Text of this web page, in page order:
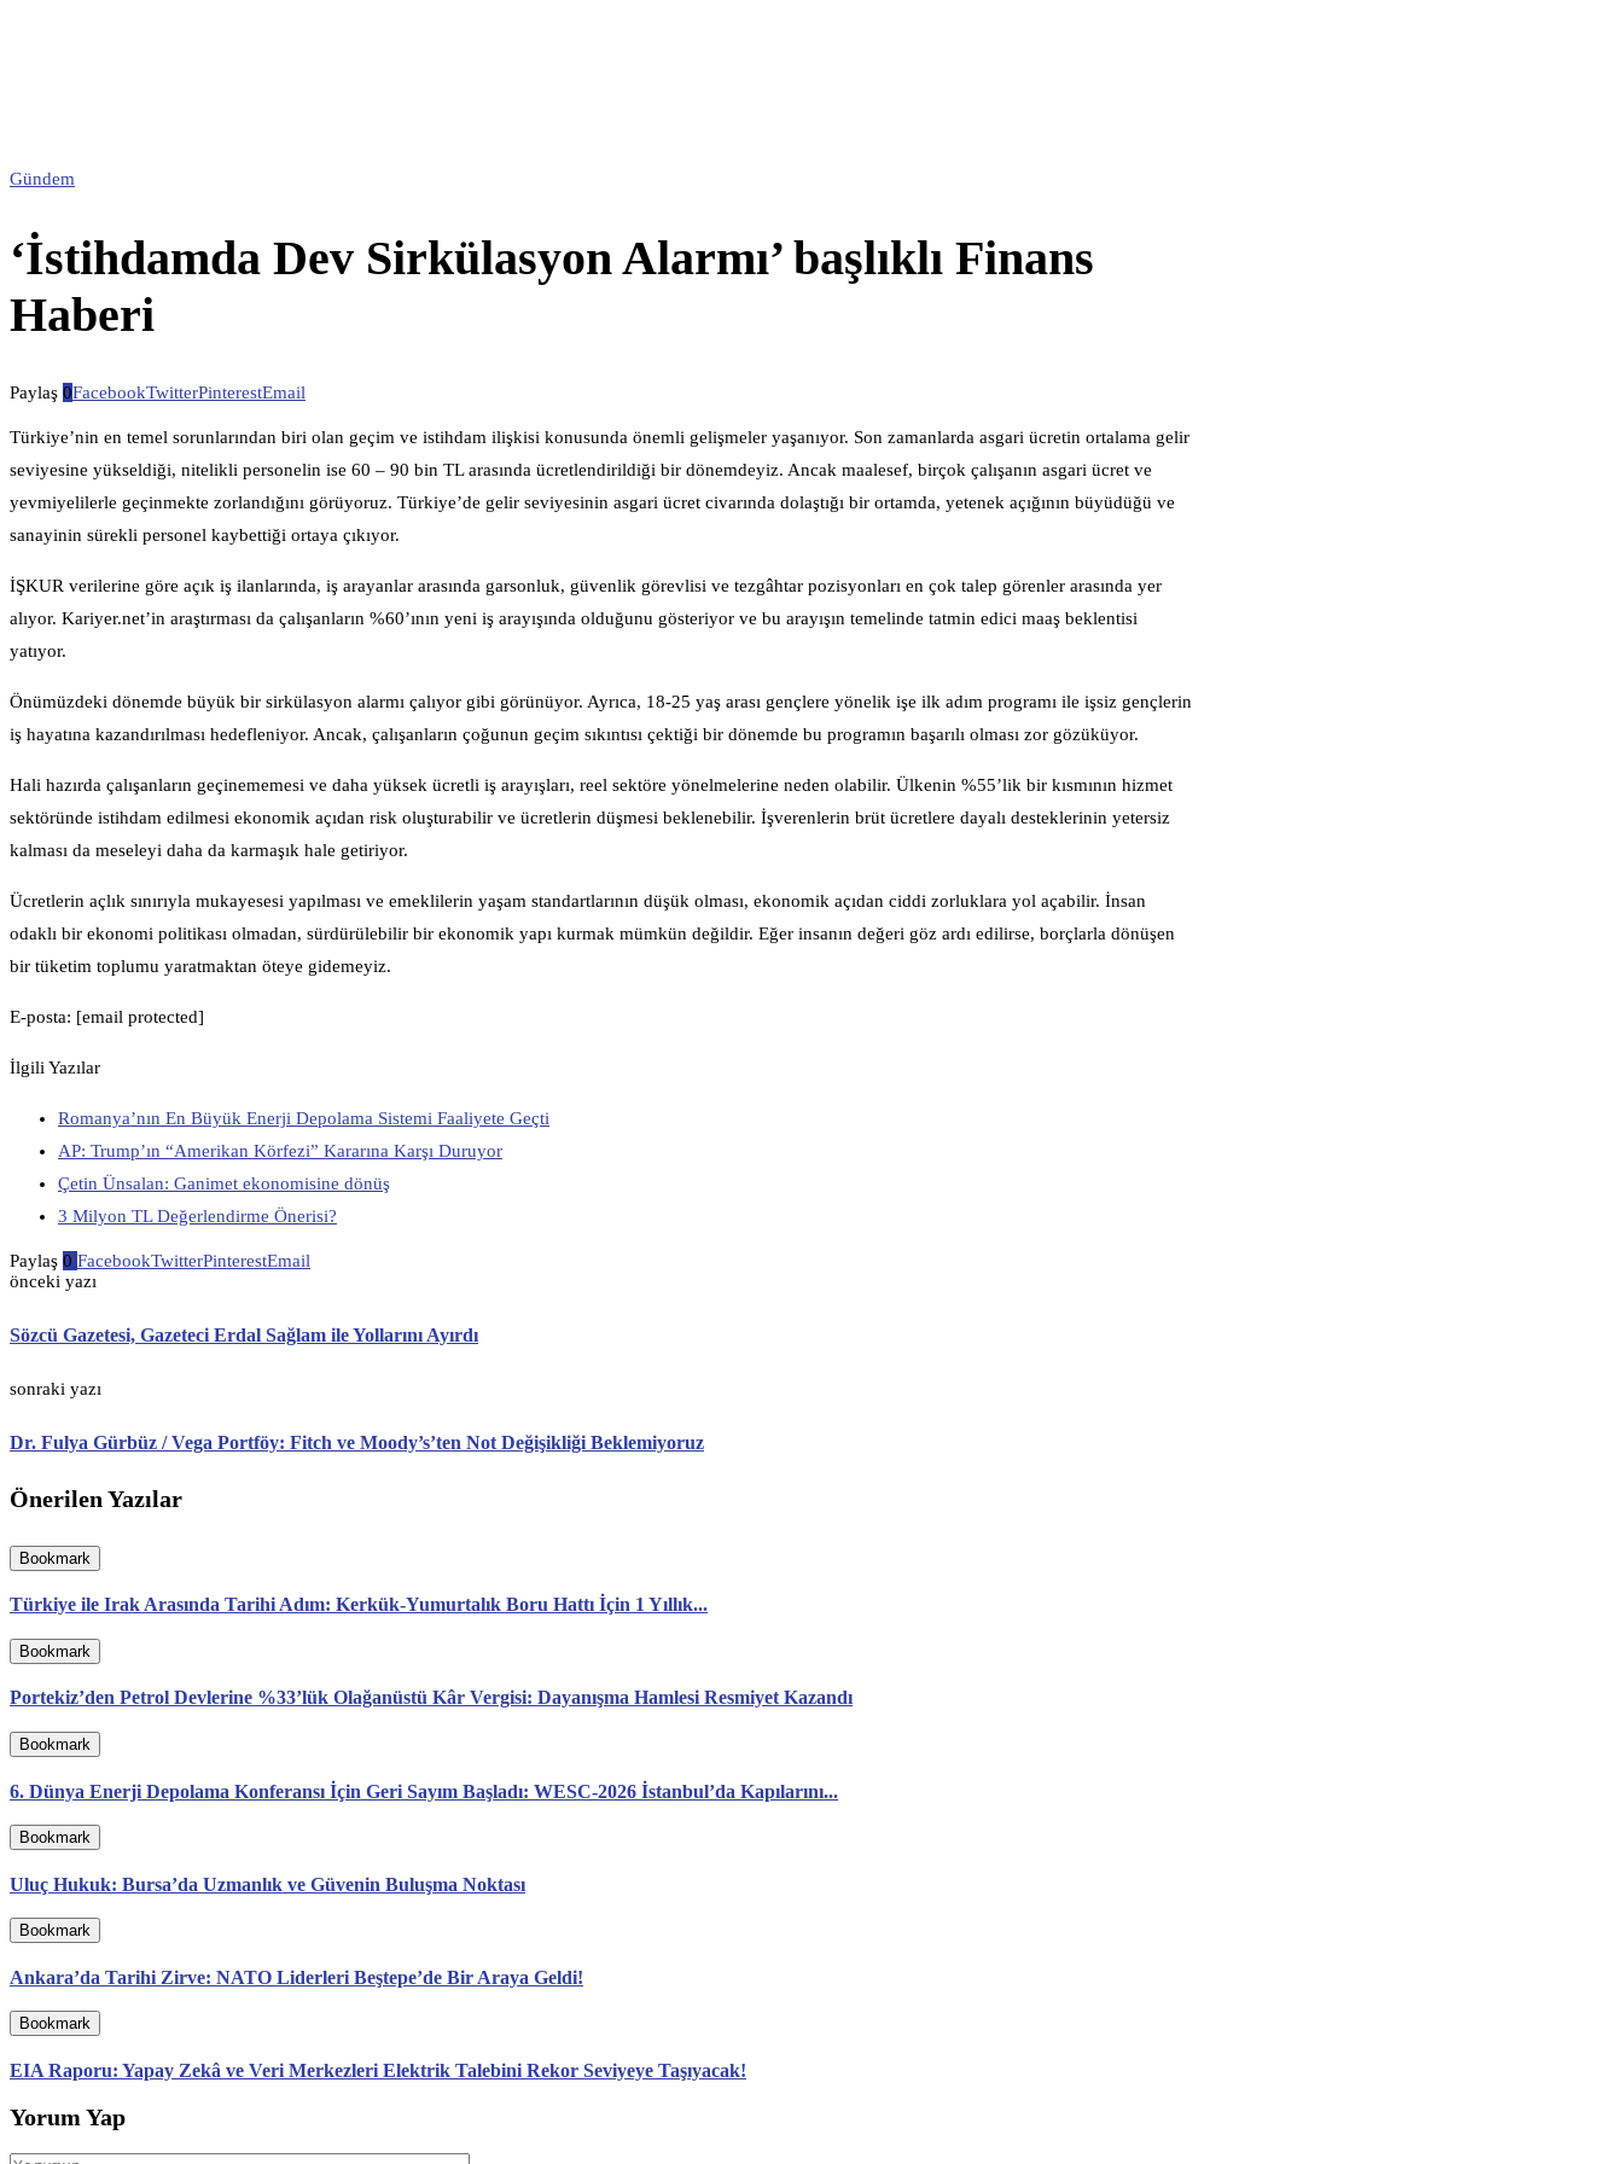
Gündem
‘İstihdamda Dev Sirkülasyon Alarmı’ başlıklı Finans
Haberi
Paylaş 0FacebookTwitterPinterestEmail
Türkiye’nin en temel sorunlarından biri olan geçim ve istihdam ilişkisi konusunda önemli gelişmeler yaşanıyor. Son zamanlarda asgari ücretin ortalama gelir
seviyesine yükseldiği, nitelikli personelin ise 60 – 90 bin TL arasında ücretlendirildiği bir dönemdeyiz. Ancak maalesef, birçok çalışanın asgari ücret ve
yevmiyelilerle geçinmekte zorlandığını görüyoruz. Türkiye’de gelir seviyesinin asgari ücret civarında dolaştığı bir ortamda, yetenek açığının büyüdüğü ve
sanayinin sürekli personel kaybettiği ortaya çıkıyor.
İŞKUR verilerine göre açık iş ilanlarında, iş arayanlar arasında garsonluk, güvenlik görevlisi ve tezgâhtar pozisyonları en çok talep görenler arasında yer
alıyor. Kariyer.net’in araştırması da çalışanların %60’ının yeni iş arayışında olduğunu gösteriyor ve bu arayışın temelinde tatmin edici maaş beklentisi
yatıyor.
Önümüzdeki dönemde büyük bir sirkülasyon alarmı çalıyor gibi görünüyor. Ayrıca, 18-25 yaş arası gençlere yönelik işe ilk adım programı ile işsiz gençlerin
iş hayatına kazandırılması hedefleniyor. Ancak, çalışanların çoğunun geçim sıkıntısı çektiği bir dönemde bu programın başarılı olması zor gözüküyor.
Hali hazırda çalışanların geçinememesi ve daha yüksek ücretli iş arayışları, reel sektöre yönelmelerine neden olabilir. Ülkenin %55’lik bir kısmının hizmet
sektöründe istihdam edilmesi ekonomik açıdan risk oluşturabilir ve ücretlerin düşmesi beklenebilir. İşverenlerin brüt ücretlere dayalı desteklerinin yetersiz
kalması da meseleyi daha da karmaşık hale getiriyor.
Ücretlerin açlık sınırıyla mukayesesi yapılması ve emeklilerin yaşam standartlarının düşük olması, ekonomik açıdan ciddi zorluklara yol açabilir. İnsan
odaklı bir ekonomi politikası olmadan, sürdürülebilir bir ekonomik yapı kurmak mümkün değildir. Eğer insanın değeri göz ardı edilirse, borçlarla dönüşen
bir tüketim toplumu yaratmaktan öteye gidemeyiz.
E-posta: [email protected]
İlgili Yazılar
Romanya’nın En Büyük Enerji Depolama Sistemi Faaliyete Geçti
AP: Trump’ın “Amerikan Körfezi” Kararına Karşı Duruyor
Çetin Ünsalan: Ganimet ekonomisine dönüş
3 Milyon TL Değerlendirme Önerisi?
Paylaş 0 FacebookTwitterPinterestEmail
önceki yazı
Sözcü Gazetesi, Gazeteci Erdal Sağlam ile Yollarını Ayırdı
sonraki yazı
Dr. Fulya Gürbüz / Vega Portföy: Fitch ve Moody’s’ten Not Değişikliği Beklemiyoruz
Önerilen Yazılar
Bookmark
Türkiye ile Irak Arasında Tarihi Adım: Kerkük-Yumurtalık Boru Hattı İçin 1 Yıllık...
Bookmark
Portekiz’den Petrol Devlerine %33’lük Olağanüstü Kâr Vergisi: Dayanışma Hamlesi Resmiyet Kazandı
Bookmark
6. Dünya Enerji Depolama Konferansı İçin Geri Sayım Başladı: WESC-2026 İstanbul’da Kapılarını...
Bookmark
Uluç Hukuk: Bursa’da Uzmanlık ve Güvenin Buluşma Noktası
Bookmark
Ankara’da Tarihi Zirve: NATO Liderleri Beştepe’de Bir Araya Geldi!
Bookmark
EIA Raporu: Yapay Zekâ ve Veri Merkezleri Elektrik Talebini Rekor Seviyeye Taşıyacak!
Yorum Yap